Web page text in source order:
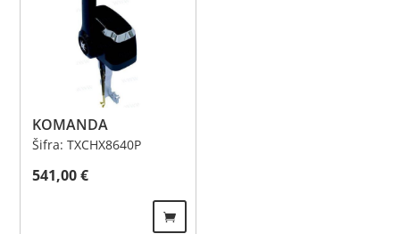
KOMANDA
Šifra: TXCHX8640P
541,00€